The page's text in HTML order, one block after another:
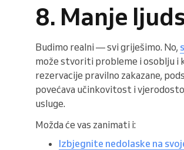
8. Manje
Budimo realni — svi griješimo. No,
može stvoriti probleme i osoblju i
rezervacije pravilno zakazane,
povećava učinkovitost i
usluge.
Možda će vas zanimati i:
Izbjegnite nedolaske na